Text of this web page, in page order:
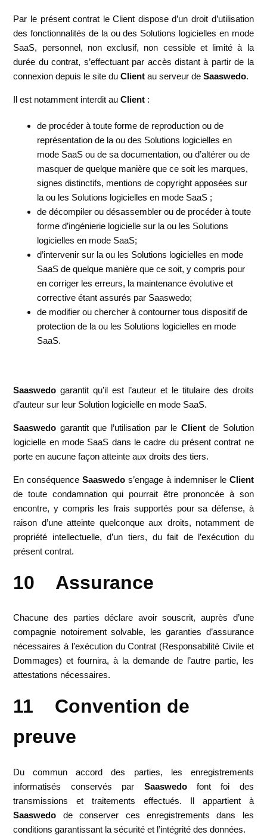
Par le présent contrat le Client dispose d’un droit d’utilisation
des fonctionnalités de la ou des Solutions logicielles en mode
SaaS, personnel, non exclusif, non cessible et limité à la
durée du contrat, s’effectuant par accès distant à partir de la
connexion depuis le site duClient au serveur deSaaswedo.
Il est notamment interdit auClient :
de procéder à toute forme de reproduction ou de
représentation de la ou des Solutions logicielles en
mode SaaS ou de sa documentation, ou d’altérer ou de
masquer de quelque manière que ce soit les marques,
signes distinctifs, mentions de copyright apposées sur
la ou les Solutions logicielles en mode SaaS ;
de décompiler ou désassembler ou de procéder à toute
forme d’ingénierie logicielle sur la ou les Solutions
logicielles en mode SaaS;
d’intervenir sur la ou les Solutions logicielles en mode
SaaS de quelque manière que ce soit, y compris pour
en corriger les erreurs, la maintenance évolutive et
corrective étant assurés par Saaswedo;
de modifier ou chercher à contourner tous dispositif de
protection de la ou les Solutions logicielles en mode
SaaS.
Saaswedo garantit qu’il est l’auteur et le titulaire des droits
d’auteur sur leur Solution logicielle en mode SaaS.
Saaswedo garantit que l’utilisation par le Clientde Solution
logicielle en mode SaaS dans le cadre du présent contrat ne
porte en aucune façon atteinte aux droits des tiers.
En conséquenceSaaswedo s’engage à indemniser le Client
de toute condamnation qui pourrait être prononcée à son
encontre, y compris les frais supportés pour sa défense, à
raison d’une atteinte quelconque aux droits, notamment de
propriété intellectuelle, d’un tiers, du fait de l’exécution du
présent contrat.
10 Assurance
Chacune des parties déclare avoir souscrit, auprès d’une
compagnie notoirement solvable, les garanties d’assurance
nécessaires à l’exécution du Contrat (Responsabilité Civile et
Dommages) et fournira, à la demande de l’autre partie, les
attestations nécessaires.
11 Convention de
preuve
Du commun accord des parties, les enregistrements
informatisés conservés par Saaswedofont foi des
transmissions et traitements effectués. Il appartient à
Saaswedo de conserver ces enregistrements dans les
conditions garantissant la sécurité et l’intégrité des données.